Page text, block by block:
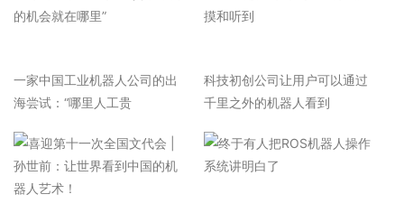
一家中国工业机器人公司的出
海尝试：“哪里人工贵
科技初创公司让用户可以通过
千里之外的机器人看到